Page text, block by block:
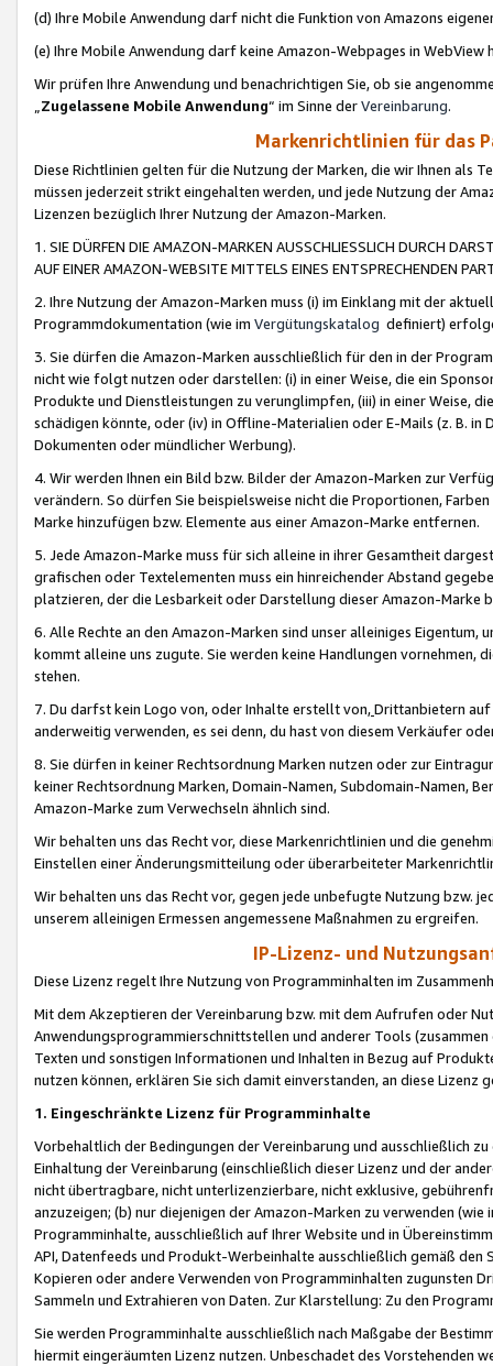
(d) Ihre Mobile Anwendung darf nicht die Funktion von Amazons
(e) Ihre Mobile Anwendung darf keine Amazon-Webpages in WebView
Wir prüfen Ihre Anwendung und benachrichtigen Sie, ob sie
„Zugelassene Mobile Anwendung“ im Sinne derVereinbarung.
Markenrichtlinien für das
Diese Richtlinien gelten für die Nutzung der Marken, die wir Ihnen als
müssen jederzeit strikt eingehalten werden, und jede Nutzung der
Lizenzen bezüglich Ihrer Nutzung der Amazon-Marken.
1. SIE DÜRFEN DIE AMAZON-MARKEN AUSSCHLIESSLICH DURCH
AUF EINER AMAZON-WEBSITE MITTELS EINES ENTSPRECHENDEN
2. Ihre Nutzung der Amazon-Marken muss (i) im Einklang mit der
Programmdokumentation (wie im Vergütungskatalog definiert)
3. Sie dürfen die Amazon-Marken ausschließlich für den in der
nicht wie folgt nutzen oder darstellen: (i) in einer Weise, die ein
Produkte und Dienstleistungen zu verunglimpfen, (iii) in einer Weise,
schädigen könnte, oder (iv) in Offline-Materialien oder E-Mails (z. B. in
Dokumenten oder mündlicher Werbung).
4. Wir werden Ihnen ein Bild bzw. Bilder der Amazon-Marken zur
verändern. So dürfen Sie beispielsweise nicht die Proportionen,
Marke hinzufügen bzw. Elemente aus einer Amazon-Marke entfernen.
5. Jede Amazon-Marke muss für sich alleine in ihrer Gesamtheit
grafischen oder Textelementen muss ein hinreichender Abstand
platzieren, der die Lesbarkeit oder Darstellung dieser Amazon-Marke
6. Alle Rechte an den Amazon-Marken sind unser alleiniges
kommt alleine uns zugute. Sie werden keine Handlungen vornehmen,
stehen.
7. Du darfst kein Logo von, oder Inhalte erstellt von,Drittanbietern auf
anderweitig verwenden, es sei denn, du hast von diesem Verkäufer
8. Sie dürfen in keiner Rechtsordnung Marken nutzen oder zur
keiner Rechtsordnung Marken, Domain-Namen, Subdomain-Namen,
Amazon-Marke zum Verwechseln ähnlich sind.
Wir behalten uns das Recht vor, diese Markenrichtlinien und die
Einstellen einer Änderungsmitteilung oder überarbeiteter
Wir behalten uns das Recht vor, gegen jede unbefugte Nutzung bzw.
unserem alleinigen Ermessen angemessene Maßnahmen zu ergreifen.
IP-Lizenz- und
Diese Lizenz regelt Ihre Nutzung von Programminhalten im
Mit dem Akzeptieren der Vereinbarung bzw. mit dem Aufrufen oder
Anwendungsprogrammierschnittstellen und anderer Tools (zusammen
Texten und sonstigen Informationen und Inhalten in Bezug auf
nutzen können, erklären Sie sich damit einverstanden, an diese Lizenz
1. Eingeschränkte Lizenz für Programminhalte
Vorbehaltlich der Bedingungen der Vereinbarung und ausschließlich
Einhaltung der Vereinbarung (einschließlich dieser Lizenz und der
nicht übertragbare, nicht unterlizenzierbare, nicht exklusive,
anzuzeigen; (b) nur diejenigen der Amazon-Marken zu verwenden
Programminhalte, ausschließlich auf Ihrer Website und in
API, Datenfeeds und Produkt-Werbeinhalte ausschließlich gemäß
Kopieren oder andere Verwenden von Programminhalten zugunsten
Sammeln und Extrahieren von Daten. Zur Klarstellung: Zu den
Sie werden Programminhalte ausschließlich nach Maßgabe der
hiermit eingeräumten Lizenz nutzen. Unbeschadet des Vorstehenden